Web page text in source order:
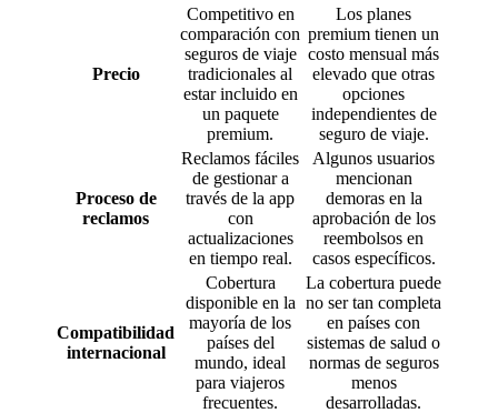
Precio
Competitivo en
comparación con
seguros de viaje
tradicionales al
estar incluido en
un paquete
premium.
Los planes
premium tienen un
costo mensual más
elevado que otras
opciones
independientes de
seguro de viaje.
Proceso de
reclamos
Reclamos fáciles
de gestionar a
través de la app
con
actualizaciones
en tiempo real.
Algunos usuarios
mencionan
demoras en la
aprobación de los
reembolsos en
casos específicos.
Compatibilidad
internacional
Cobertura
disponible en la
mayoría de los
países del
mundo, ideal
para viajeros
frecuentes.
La cobertura puede
no ser tan completa
en países con
sistemas de salud o
normas de seguros
menos
desarrolladas.